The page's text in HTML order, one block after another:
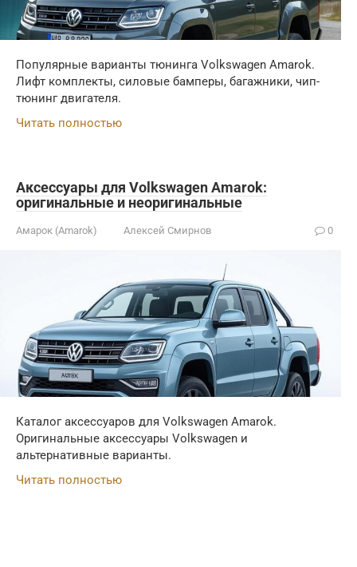
Популярные варианты тюнинга Volkswagen Amarok.
Лифт комплекты, силовые бамперы, багажники, чип-
тюнинг двигателя.
Читать полностью
Аксессуары для Volkswagen Amarok:
оригинальные и неоригинальные
Амарок (Amarok) Алексей Смирнов 0
Каталог аксессуаров для Volkswagen Amarok.
Оригинальные аксессуары Volkswagen и
альтернативные варианты.
Читать полностью